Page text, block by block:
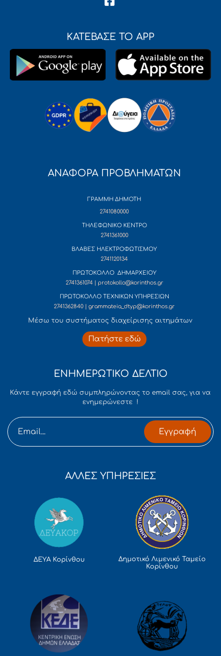
ΚΑΤΕΒΑΣΕ ΤΟ APP
ΑΝΑΦΟΡΑ ΠΡΟΒΛΗΜΑΤΩΝ
ΓΡΑΜΜΗ ΔΗΜΟΤΗ
2741080000
ΤΗΛΕΦΩΝΙΚΟ ΚΕΝΤΡΟ
2741361000
ΒΛΑΒΕΣ ΗΛΕΚΤΡΟΦΩΤΙΣΜΟΥ
2741120134
ΠΡΩΤΟΚΟΛΛΟ ΔΗΜΑΡΧΕΙΟΥ
2741361074 | protokollo@korinthos.gr
ΠΡΩΤΟΚΟΛΛΟ ΤΕΧΝΙΚΩΝ ΥΠΗΡΕΣΙΩΝ
2741362840 | grammateia_dtyp@korinthos.gr
Mέσω του συστήματος διαχείρισης αιτημάτων
Πατήστε εδώ
ΕΝΗΜΕΡΩΤΙΚΟ ΔΕΛΤΙΟ
Κάντε εγγραφή εδώ συμπληρώνοντας το email σας, για να
ενημερώνεστε !
Εγγραφή
ΑΛΛΕΣ ΥΠΗΡΕΣΙΕΣ
ΔΕΥΑ Κορίνθου
Δημοτικό Λιμενικό Ταμείο
Κορίνθου